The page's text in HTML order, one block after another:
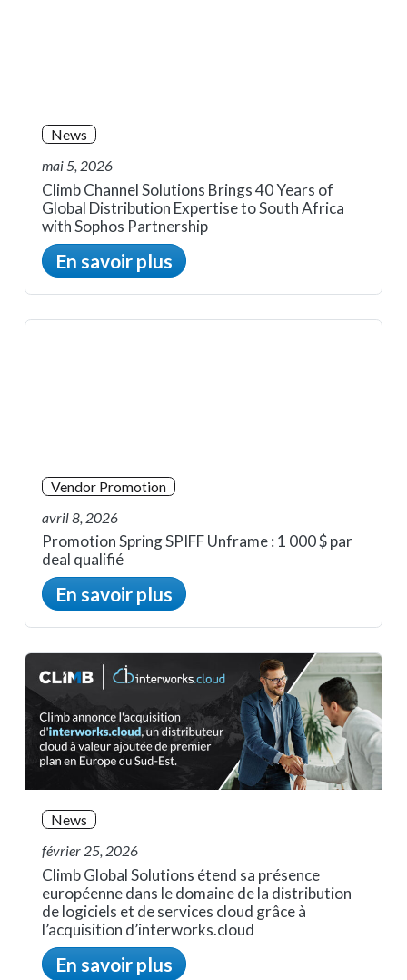
News
mai 5, 2026
Climb Channel Solutions Brings 40 Years of
Global Distribution Expertise to South Africa
with Sophos Partnership
En savoir plus
Vendor Promotion
avril 8, 2026
Promotion Spring SPIFF Unframe : 1 000 $ par
deal qualifié
En savoir plus
News
février 25, 2026
Climb Global Solutions étend sa présence
européenne dans le domaine de la distribution
de logiciels et de services cloud grâce à
l’acquisition d’interworks.cloud
En savoir plus